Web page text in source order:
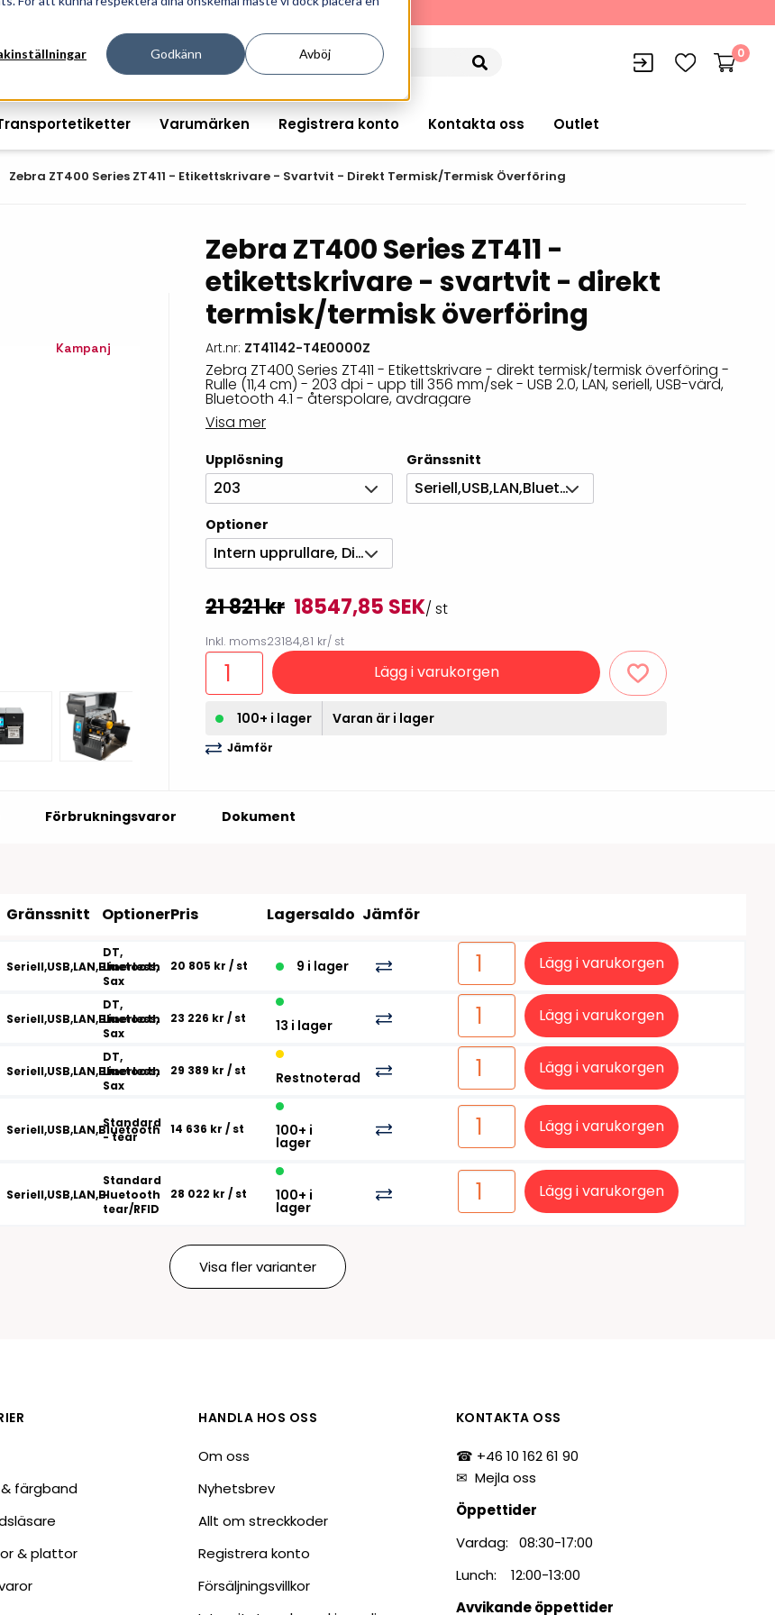
Godkänn Avböj
för professionell informationshantering och märkning
0
Handhållna streckkodsläsare
Bordsstreckkodsläsare
Streckkodsverifierare
Tillbehör streckkodsläsare
Handdatorer
Tablets
Wearable Computers
Tillbehör handdatorer
Tillbehör tablets
Truckdatorer
Ruggade plattor
Pekskärmar
Mobile Device Management
(MDM)
Tillbehör etikettprogram
Outlet-handdatorer
Outlet-skrivare
Räkna ut EAN kontrollsiffran
Order offertförfrågan
streckkodsoriginal
VISITIQ: Besökssystem
WMSIQ: Lagersystem (WMS)
Lager och logistikprogram
Utlåning hyra och
inventering
kopiering
Varumärken Registrera konto Kontakta oss Outlet
Zebra ZT400 Series ZT411 - Etikettskrivare - Svartvit - Direkt Termisk/termisk Överföring
Kampanj
Zebra ZT400 Series ZT411 -
etikettskrivare - svartvit - direkt
termisk/termisk överföring
Art.nr: ZT41142-T4E0000Z
Zebra ZT400 Series ZT411 - Etikettskrivare - direkt termisk/termisk överföring -
Rulle (11,4 cm) - 203 dpi - upp till 356 mm/sek - USB 2.0, LAN, seriell, USB-värd,
Bluetooth 4.1 - återspolare, avdragare
Visa mer
Upplösning
203
Gränssnitt
Seriell,USB,LAN,Bluetooth
Optioner
Intern upprullare, Dispenser
21 821 kr 18547,85 SEK/ st
Inkl. moms23184,81 kr/ st
Lägg i varukorgen
100+ i lager Varan är i lager
Jämför
Förbrukningsvaror Dokument
Gränssnitt OptionerPris Lagersaldo Jämför
Seriell,USB,LAN,Bluetooth
DT,
Linerless,
Sax
20 805 kr / st 9 i lager Lägg i varukorgen
Seriell,USB,LAN,Bluetooth
DT,
Linerless,
Sax
23 226 kr / st 13 i lager Lägg i varukorgen
Seriell,USB,LAN,Bluetooth
DT,
Linerless,
Sax
29 389 kr / st Restnoterad Lägg i varukorgen
Seriell,USB,LAN,Bluetooth
Standard
- tear
14 636 kr / st 100+ i
lager
Lägg i varukorgen
Seriell,USB,LAN,Bluetooth
Standard
-
tear/RFID
28 022 kr / st 100+ i
lager
Lägg i varukorgen
Visa fler varianter
färgband
& plattor
HANDLA HOS OSS
Om oss
Nyhetsbrev
Allt om streckkoder
Registrera konto
Försäljningsvillkor
KONTAKTA OSS
☎ +46 10 162 61 90
✉ Mejla oss
Öppettider
Vardag: 08:30-17:00
Lunch: 12:00-13:00
Avvikande öppettider